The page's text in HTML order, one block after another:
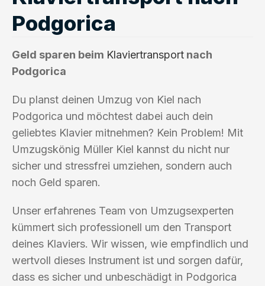
Podgorica
Geld sparen beim Klaviertransport nach
Podgorica
Du planst deinen Umzug von Kiel nach
Podgorica und möchtest dabei auch dein
geliebtes Klavier mitnehmen? Kein Problem! Mit
Umzugskönig Müller Kiel kannst du nicht nur
sicher und stressfrei umziehen, sondern auch
noch Geld sparen.
Unser erfahrenes Team von Umzugsexperten
kümmert sich professionell um den Transport
deines Klaviers. Wir wissen, wie empfindlich und
wertvoll dieses Instrument ist und sorgen dafür,
dass es sicher und unbeschädigt in Podgorica